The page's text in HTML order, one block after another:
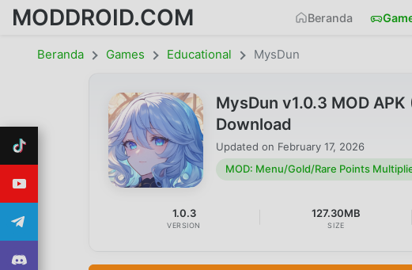
MODDROID.COM Beranda
Beranda Games Educational MysDun
MysDun v1.0.3 MOD
Download
Updated on February 17, 2026
MOD: Menu/Gold/Rare Points
1.0.3
VERSION
127.30MB
SIZE